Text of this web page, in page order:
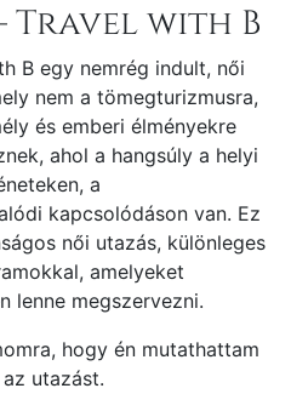
Travel with B
B egy nemrég indult, női
nem a tömegturizmusra,
és emberi élményekre
ahol a hangsúly a helyi
a
kapcsolódáson van. Ez
női utazás, különleges
amelyeket
lenne megszervezni.
hogy én mutathattam
utazást.